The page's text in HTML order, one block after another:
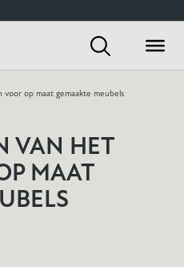
op maat gemaakte meubels
VAN HET
MAAT